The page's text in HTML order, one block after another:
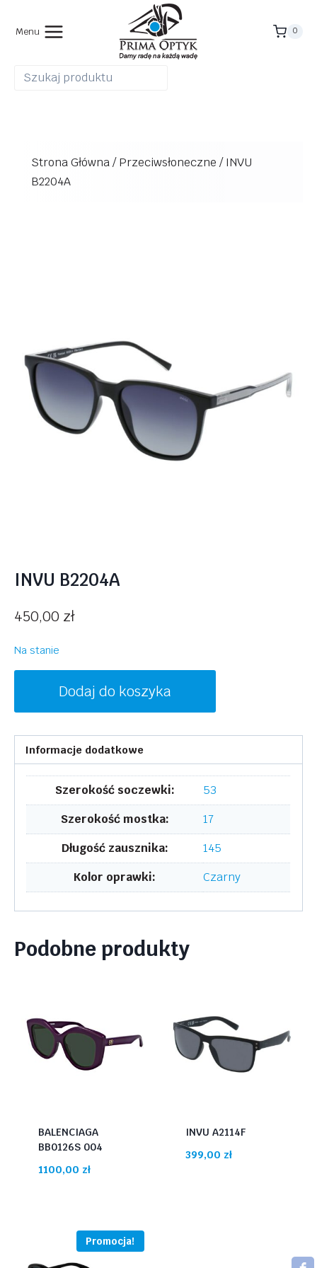
Menu 0
Strona Główna/Przeciwsłoneczne /INVU
B2204A
INVU B2204A
450,00 zł
Na stanie
B2204A
Dodaj do koszyka
Informacje dodatkowe
Szerokość soczewki:
53
Szerokość mostka:
17
Długość zausznika:
145
Kolor oprawki:
Czarny
Podobne produkty
BALENCIAGA
BB0126S 004
1100,00 zł
INVU A2114F
399,00 zł
Promocja!